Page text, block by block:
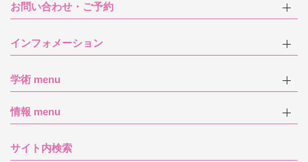
お問い合わせ・ご予約
インフォメーション
学術 menu
情報 menu
サイト内検索